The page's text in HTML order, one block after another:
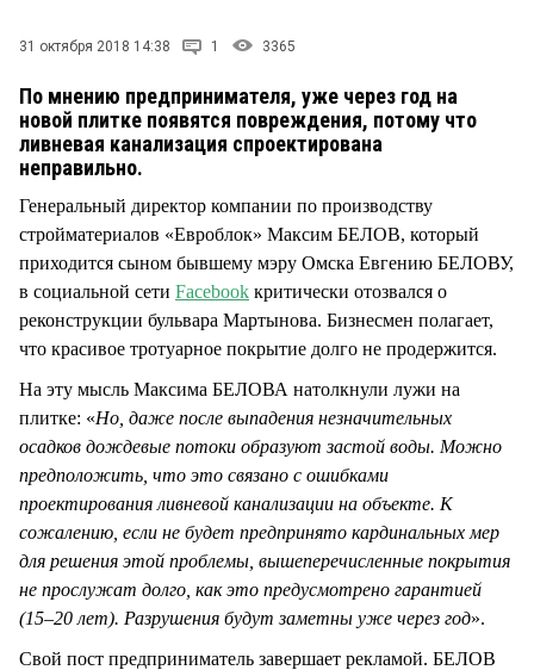
31 октября 2018 14:38 1 3365
По мнению предпринимателя, уже через год на
новой плитке появятся повреждения, потому что
ливневая канализация спроектирована
неправильно.
Генеральный директор компании по производству
стройматериалов «Евроблок» Максим БЕЛОВ, который
приходится сыном бывшему мэру Омска Евгению БЕЛОВУ,
в социальной сети Facebook критически отозвался о
реконструкции бульвара Мартынова. Бизнесмен полагает,
что красивое тротуарное покрытие долго не продержится.
На эту мысль Максима БЕЛОВА натолкнули лужи на
плитке: «Но, даже после выпадения незначительных
осадков дождевые потоки образуют застой воды. Можно
предположить, что это связано с ошибками
проектирования ливневой канализации на объекте. К
сожалению, если не будет предпринято кардинальных мер
для решения этой проблемы, вышеперечисленные покрытия
не прослужат долго, как это предусмотрено гарантией
(15–20 лет). Разрушения будут заметны уже через год».
Свой пост предприниматель завершает рекламой. БЕЛОВ